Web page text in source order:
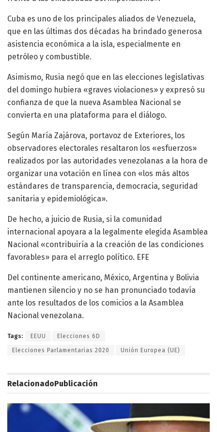
Cuba es uno de los principales aliados de Venezuela,
que en las últimas dos décadas ha brindado generosa
asistencia económica a la isla, especialmente en
petróleo y combustible.
Asimismo, Rusia negó que en las elecciones legislativas
del domingo hubiera «graves violaciones» y expresó su
confianza de que la nueva Asamblea Nacional se
convierta en una plataforma para el diálogo.
Según María Zajárova, portavoz de Exteriores, los
observadores electorales resaltaron los «esfuerzos»
realizados por las autoridades venezolanas a la hora de
organizar una votación en línea con «los más altos
estándares de transparencia, democracia, seguridad
sanitaria y epidemiológica».
De hecho, a juicio de Rusia, si la comunidad
internacional apoyara a la legalmente elegida Asamblea
Nacional «contribuiría a la creación de las condiciones
favorables» para el arreglo político. EFE
Del continente americano, México, Argentina y Bolivia
mantienen silencio y no se han pronunciado todavía
ante los resultados de los comicios a la Asamblea
Nacional venezolana.
Tags: EEUU Elecciones 6D
Elecciones Parlamentarias 2020 Unión Europea (UE)
RelacionadoPublicación